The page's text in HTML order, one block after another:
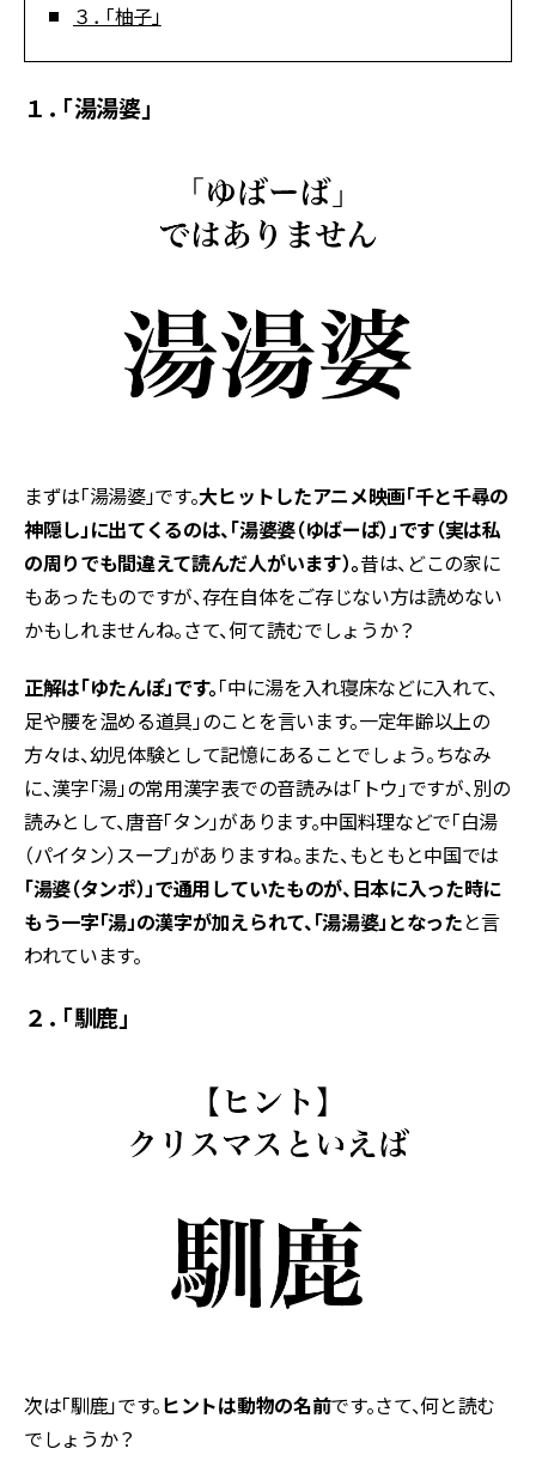
３． 「柚子」
１． 「湯湯婆」
まずは「湯湯婆」です。大ヒットしたアニメ映画「千と千尋の
神隠し」に出てくるのは、「湯婆婆（ゆばーば）」です（実は私
の周りでも間違えて読んだ人がいます）。昔は、どこの家に
もあったものですが、存在自体をご存じない方は読めない
かもしれませんね。さて、何て読むでしょうか？
正解は「ゆたんぽ」です。「中に湯を入れ寝床などに入れて、
足や腰を温める道具」のことを言います。一定年齢以上の
方々は、幼児体験として記憶にあることでしょう。ちなみ
に、漢字「湯」の常用漢字表での音読みは「トウ」ですが、別の
読みとして、唐音「タン」があります。中国料理などで「白湯
（パイタン）スープ」がありますね。また、もともと中国では
「湯婆（タンポ）」で通用していたものが、日本に入った時に
もう一字「湯」の漢字が加えられて、「湯湯婆」となったと言
われています。
２． 「馴鹿」
次は「馴鹿」です。ヒントは動物の名前です。さて、何と読む
でしょうか？